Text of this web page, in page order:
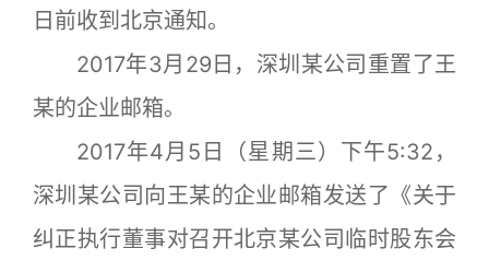
日前收到北京通知。
2017年3月29日，深圳某公司重置了王
某的企业邮箱。
2017年4月5日（星期三）下午5:32，
深圳某公司向王某的企业邮箱发送了《关于
纠正执行董事对召开北京某公司临时股东会